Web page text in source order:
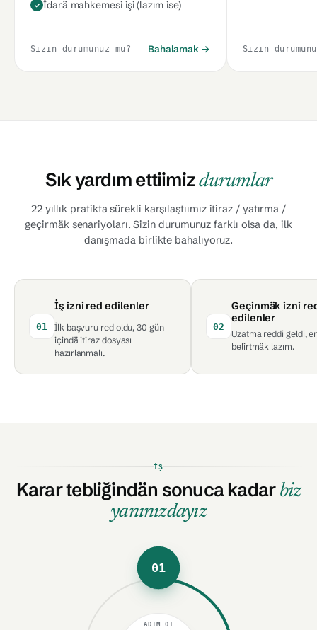
İdarä mahkemesi işi (lazım ise)
Sizin durumunuz mu? Bahalamak → Sizin
Sık yardım ettiimizdurumlar
22 yıllık pratikta sürekli karşılaştıımız itiraz / yatırma /
geçirmäk senariyoları. Sizin durumunuz farklı olsa da, ilk
danışmada birlikte bahalıyoruz.
01
İş izni red edilenler
İlk başvuru red oldu, 30 gün
içindä itiraz dosyası
hazırlanmalı.
02
Geçinmäk izni
edilenler
Uzatma reddi geldi,
belirtmäk lazım.
İŞ
Karar tebliğindän sonuca kadar biz
yanınızdayız
ADIM01
01